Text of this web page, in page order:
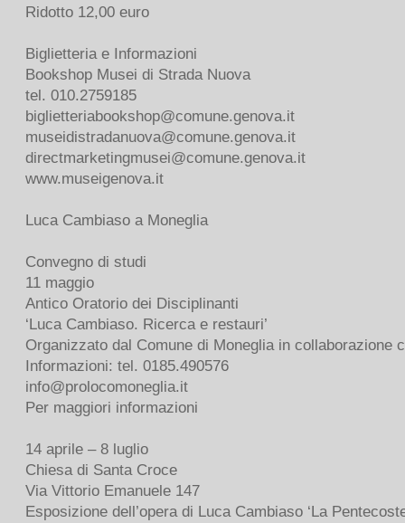
Ridotto 12,00 euro
Biglietteria e Informazioni
Bookshop Musei di Strada Nuova
tel. 010.2759185
biglietteriabookshop@comune.genova.it
museidistradanuova@comune.genova.it
directmarketingmusei@comune.genova.it
www.museigenova.it
Luca Cambiaso a Moneglia
Convegno di studi
11 maggio
Antico Oratorio dei Disciplinanti
‘Luca Cambiaso. Ricerca e restauri’
Organizzato dal Comune di Moneglia in
Informazioni: tel. 0185.490576
info@prolocomoneglia.it
Per maggiori informazioni
14 aprile – 8 luglio
Chiesa di Santa Croce
Via Vittorio Emanuele 147
Esposizione dell’opera di Luca Cambiaso ‘La